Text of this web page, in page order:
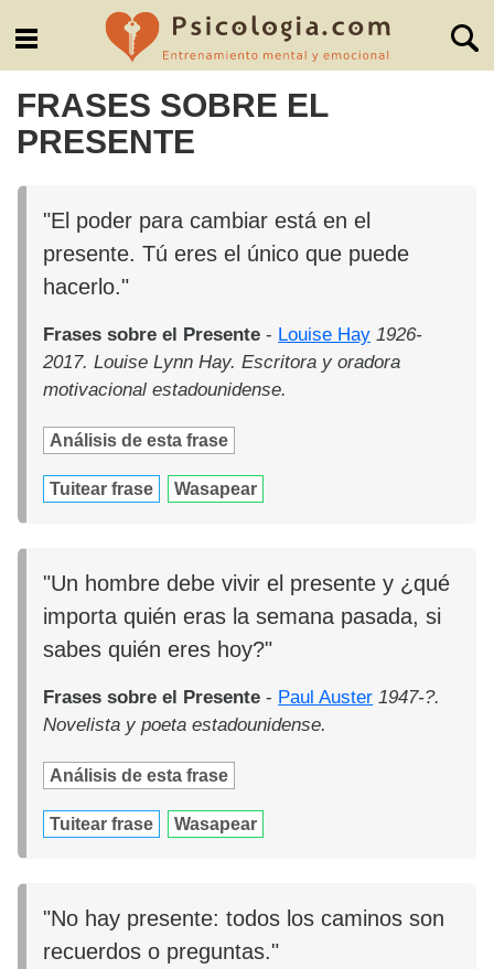
FRASES SOBRE EL
PRESENTE
"El poder para cambiar está en el
presente. Tú eres el único que puede
hacerlo."
Frases sobre el Presente - Louise Hay 1926-
2017. Louise Lynn Hay. Escritora y oradora
motivacional estadounidense.
Análisis de esta frase
Tuitear frase Wasapear
"Un hombre debe vivir el presente y ¿qué
importa quién eras la semana pasada, si
sabes quién eres hoy?"
Frases sobre el Presente - Paul Auster 1947-?.
Novelista y poeta estadounidense.
Análisis de esta frase
Tuitear frase Wasapear
"No hay presente: todos los caminos son
recuerdos o preguntas."